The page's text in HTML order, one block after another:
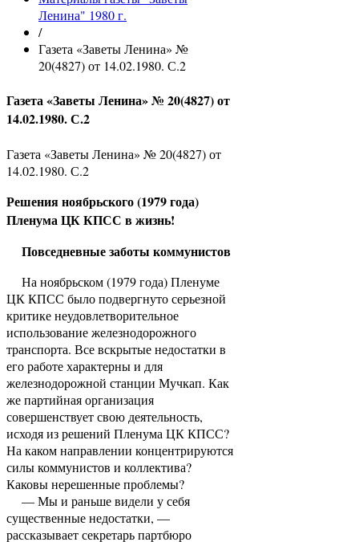
Ленина" 1980 г.
/
Газета «Заветы Ленина» №
20(4827) от 14.02.1980. С.2
Газета «Заветы Ленина» № 20(4827) от
14.02.1980. С.2
Газета «Заветы Ленина» № 20(4827) от
14.02.1980. С.2
Решения ноябрьского (1979 года)
Пленума ЦК КПСС в жизнь!
Повседневные заботы коммунистов
На ноябрьском (1979 года) Пленуме
ЦК КПСС было подвергнуто серьезной
критике неудовлетворительное
использование железнодорожного
транспорта. Все вскрытые недостатки в
его работе характерны и для
железнодорожной станции Мучкап. Как
же партийная организация
совершенствует свою деятельность,
исходя из решений Пленума ЦК КПСС?
На каком направлении концентрируются
силы коммунистов и коллектива?
Каковы нерешенные проблемы?
— Мы и раньше видели у себя
существенные недостатки, —
рассказывает секретарь партбюро